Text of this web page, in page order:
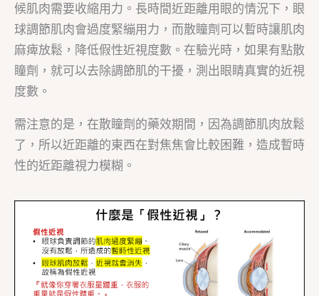
候肌肉需要收縮用力。長時間近距離用眼的情況下，眼
球調節肌肉會過度緊繃用力，而散瞳劑可以暫時讓肌肉
麻痺放鬆，降低假性近視度數。在驗光時，如果有點散
瞳劑，就可以去除調節肌的干擾，測出眼睛真實的近視
度數。
需注意的是，在散瞳劑的藥效期間，因為調節肌肉放鬆
了，所以近距離的東西在對焦焦會比較困難，造成暫時
性的近距離視力模糊。